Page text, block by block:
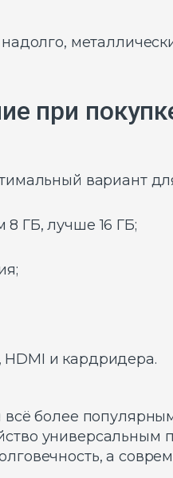
при
вариант
ГБ, лучше 16 ГБ;
HDMI и кардридера.
более
универсальным
а